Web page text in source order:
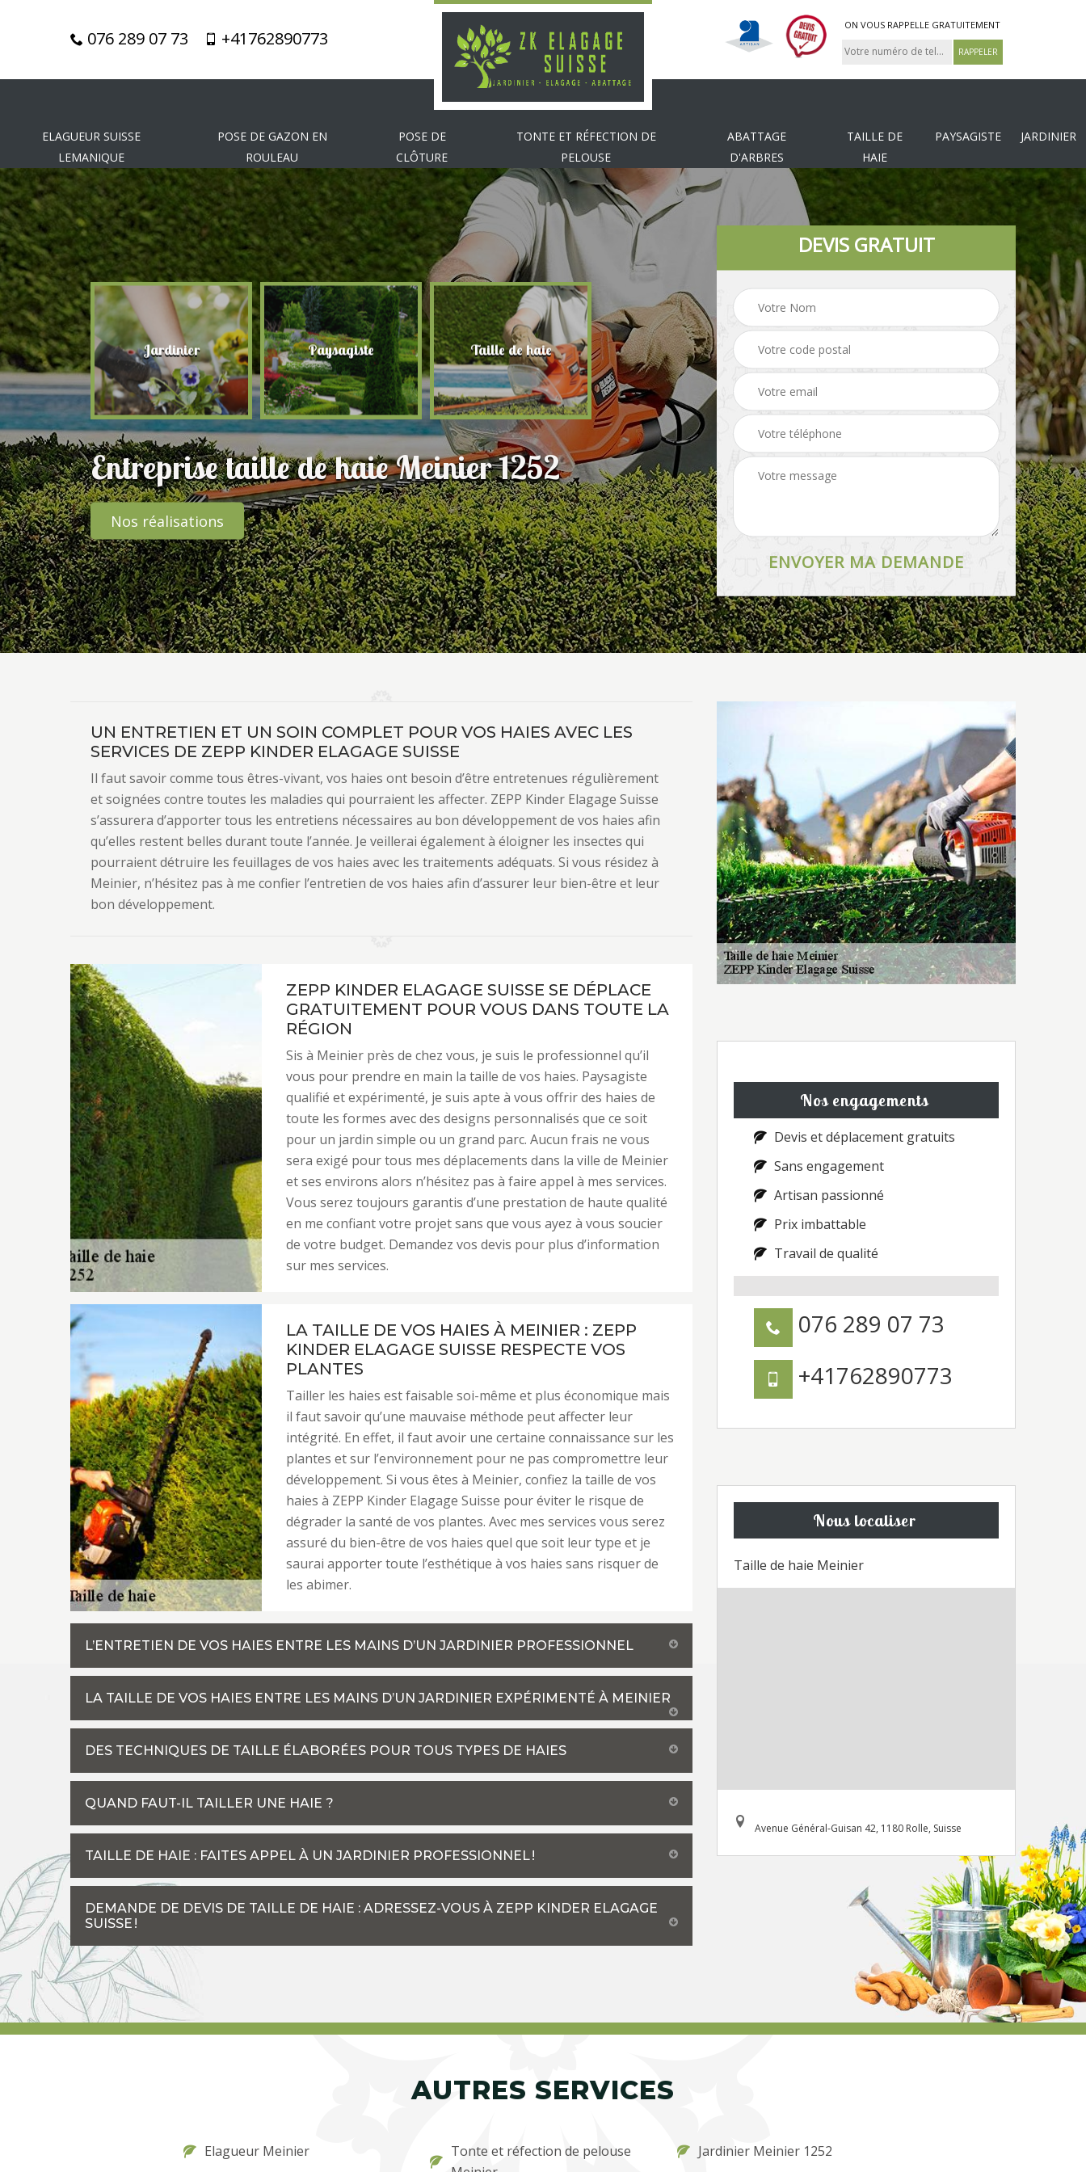
076 289 07 73 +41762890773
ON VOUS RAPPELLE GRATUITEMENT
ELAGUEUR SUISSE
LEMANIQUE
POSE DE GAZON EN
ROULEAU
POSE DE
CLÔTURE
TONTE ET RÉFECTION DE
PELOUSE
ABATTAGE
D'ARBRES
TAILLE DE
HAIE
PAYSAGISTE JARDINIER
Jardinier Paysagiste Taille de haie Abattage d'arbres Tonte et réfection de
pelouse Pose de clôture
Entreprise taille de haie Meinier 1252
Nos réalisations
DEVIS GRATUIT
UN ENTRETIEN ET UN SOIN COMPLET POUR VOS HAIES AVEC LES
SERVICES DE ZEPP KINDER ELAGAGE SUISSE
Il faut savoir comme tous êtres-vivant, vos haies ont besoin d’être entretenues régulièrement
et soignées contre toutes les maladies qui pourraient les affecter. ZEPP Kinder Elagage Suisse
s’assurera d’apporter tous les entretiens nécessaires au bon développement de vos haies afin
qu’elles restent belles durant toute l’année. Je veillerai également à éloigner les insectes qui
pourraient détruire les feuillages de vos haies avec les traitements adéquats. Si vous résidez à
Meinier, n’hésitez pas à me confier l’entretien de vos haies afin d’assurer leur bien-être et leur
bon développement.
ZEPP KINDER ELAGAGE SUISSE SE DÉPLACE
GRATUITEMENT POUR VOUS DANS TOUTE LA
RÉGION
Sis à Meinier près de chez vous, je suis le professionnel qu’il
vous pour prendre en main la taille de vos haies. Paysagiste
qualifié et expérimenté, je suis apte à vous offrir des haies de
toute les formes avec des designs personnalisés que ce soit
pour un jardin simple ou un grand parc. Aucun frais ne vous
sera exigé pour tous mes déplacements dans la ville de Meinier
et ses environs alors n’hésitez pas à faire appel à mes services.
Vous serez toujours garantis d’une prestation de haute qualité
en me confiant votre projet sans que vous ayez à vous soucier
de votre budget. Demandez vos devis pour plus d’information
sur mes services.
LA TAILLE DE VOS HAIES À MEINIER : ZEPP
KINDER ELAGAGE SUISSE RESPECTE VOS
PLANTES
Tailler les haies est faisable soi-même et plus économique mais
il faut savoir qu’une mauvaise méthode peut affecter leur
intégrité. En effet, il faut avoir une certaine connaissance sur les
plantes et sur l’environnement pour ne pas compromettre leur
développement. Si vous êtes à Meinier, confiez la taille de vos
haies à ZEPP Kinder Elagage Suisse pour éviter le risque de
dégrader la santé de vos plantes. Avec mes services vous serez
assuré du bien-être de vos haies quel que soit leur type et je
saurai apporter toute l’esthétique à vos haies sans risquer de
les abimer.
L’ENTRETIEN DE VOS HAIES ENTRE LES MAINS D’UN JARDINIER PROFESSIONNEL
LA TAILLE DE VOS HAIES ENTRE LES MAINS D’UN JARDINIER EXPÉRIMENTÉ À MEINIER
DES TECHNIQUES DE TAILLE ÉLABORÉES POUR TOUS TYPES DE HAIES
QUAND FAUT-IL TAILLER UNE HAIE ?
TAILLE DE HAIE : FAITES APPEL À UN JARDINIER PROFESSIONNEL !
DEMANDE DE DEVIS DE TAILLE DE HAIE : ADRESSEZ-VOUS À ZEPP KINDER ELAGAGE
SUISSE !
Nos engagements
Devis et déplacement gratuits
Sans engagement
Artisan passionné
Prix imbattable
Travail de qualité
076 289 07 73
+41762890773
Nous localiser
Taille de haie Meinier
Avenue Général-Guisan 42, 1180 Rolle, Suisse
AUTRES SERVICES
Elagueur Meinier
Tonte et réfection de pelouse
Jardinier Meinier 1252